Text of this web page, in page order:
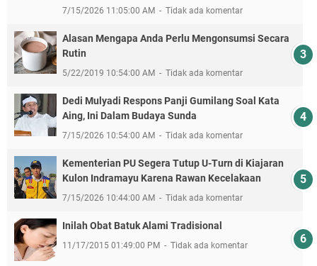
7/15/2026 11:05:00 AM Tidak ada komentar
Alasan Mengapa Anda Perlu Mengonsumsi Secara
Rutin
5/22/2019 10:54:00 AM Tidak ada komentar
Dedi Mulyadi Respons Panji Gumilang Soal Kata
Aing, Ini Dalam Budaya Sunda
7/15/2026 10:54:00 AM Tidak ada komentar
Kementerian PU Segera Tutup U-Turn di Kiajaran
Kulon Indramayu Karena Rawan Kecelakaan
7/15/2026 10:44:00 AM Tidak ada komentar
Inilah Obat Batuk Alami Tradisional
11/17/2015 01:49:00 PM Tidak ada komentar